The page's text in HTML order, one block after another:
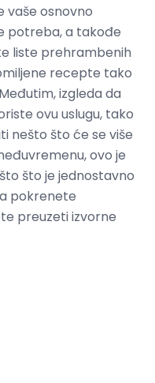
vaše osnovno
potreba, a takođe
liste prehrambenih
recepte tako
izgleda da
ovu uslugu, tako
nešto što će se više
ovo je
što je jednostavno
pokrenete
preuzeti izvorne